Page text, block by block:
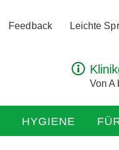
Feedback Leichte
Von A
HYGIENE